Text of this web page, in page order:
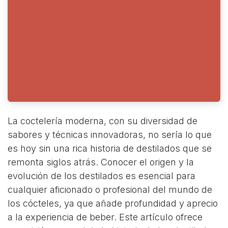
La coctelería moderna, con su diversidad de
sabores y técnicas innovadoras, no sería lo que
es hoy sin una rica historia de destilados que se
remonta siglos atrás. Conocer el origen y la
evolución de los destilados es esencial para
cualquier aficionado o profesional del mundo de
los cócteles, ya que añade profundidad y aprecio
a la experiencia de beber. Este artículo ofrece